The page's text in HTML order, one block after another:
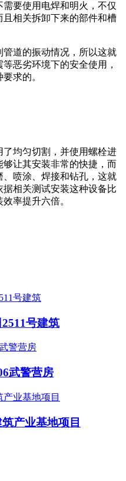
要使用电焊和明火，不仅
相关拆卸下来的部件和槽
道的振动情况，所以这就
恶劣环境下的安全使用，
求的。
均匀切割，并使用螺栓进
让其安装非常的快捷，而
、喷涂、焊接和钻孔，这就
相关测试安装这种设备比
率提升六倍。
号建筑
武警营房
产业基地项目